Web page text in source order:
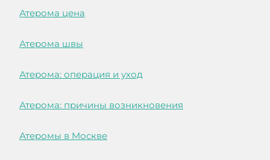
Атерома цена
Атерома швы
Атерома: операция и уход
Атерома: причины возникновения
Атеромы в Москве